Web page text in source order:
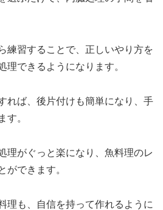
練習することで、正しいやり方を
理できるようになります。
れば、後片付けも簡単になり、手
す。
理がぐっと楽になり、魚料理のレ
ができます。
理も、自信を持って作れるように